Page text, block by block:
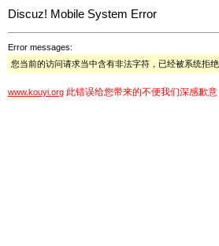
Discuz! Mobile System Error
Error messages:
您当前的访问请求当中含有非法字符，已经被系统拒绝
www.kouyi.org 此错误给您带来的不便我们深感歉意